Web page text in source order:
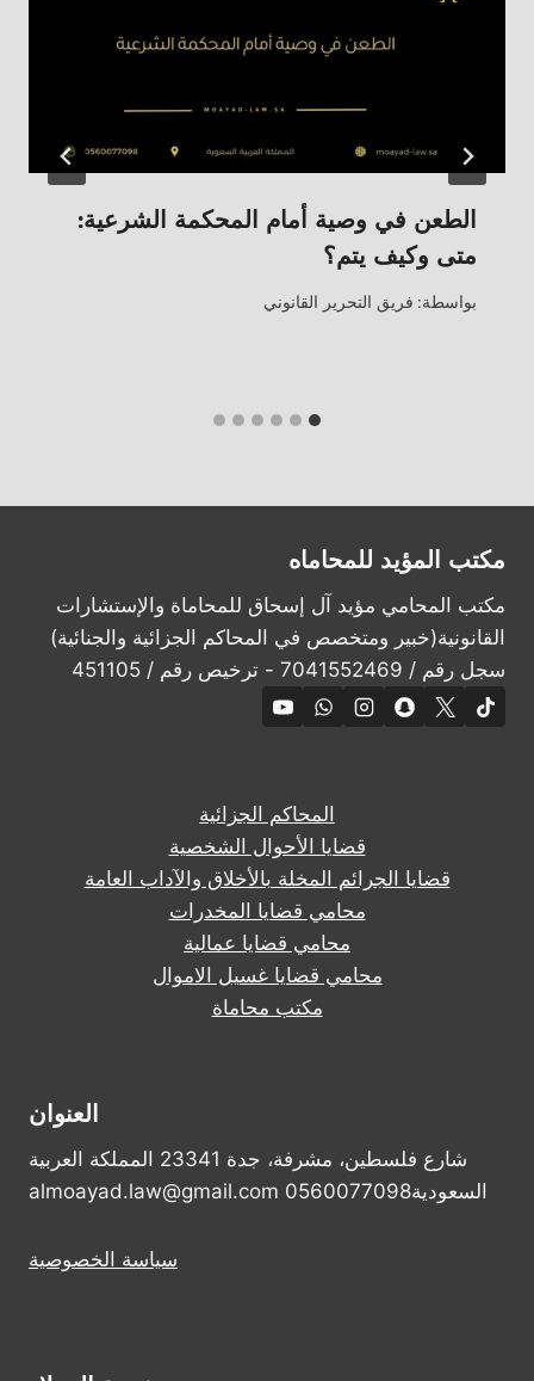
الطعن في وصية أمام المحكمة الشرعية:
متى وكيف يتم؟
بواسطة: فريق التحرير القانوني
مكتب المؤيد للمحاماه
مكتب المحامي مؤيد آل إسحاق للمحاماة والإستشارات
القانونية(خبير ومتخصص في المحاكم الجزائية والجنائية)
سجل رقم / 7041552469 - ترخيص رقم / 451105
المحاكم الجزائية
قضايا الأحوال الشخصية
قضايا الجرائم المخلة بالأخلاق والآداب العامة
محامي قضايا المخدرات
محامي قضايا عمالية
محامي قضايا غسيل الاموال
مكتب محاماة
العنوان
شارع فلسطين، مشرفة، جدة 23341 المملكة العربية
السعودية0560077098 almoayad.law@gmail.com
سياسة الخصوصية